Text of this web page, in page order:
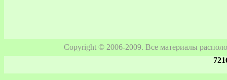
Copyright © 2006-2009. Все материалы